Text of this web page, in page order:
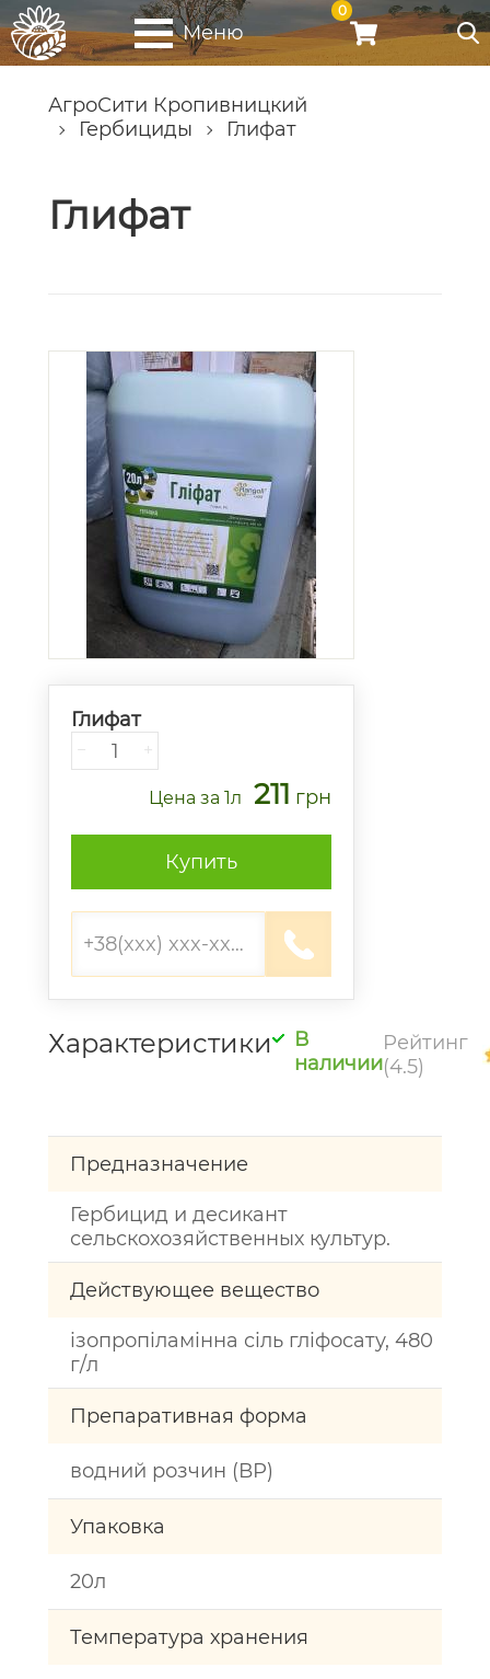
Меню
0
АгроСити Кропивницкий
Гербициды
Глифат
Глифат
Глифат
− +
Цена за 1л 211 грн
Купить
Характеристики
В
наличии
Рейтинг
(4.5)
Предназначение
Гербицид и десикант
сельскохозяйственных культур.
Действующее вещество
ізопропіламінна сіль гліфосату, 480
г/л
Препаративная форма
водний розчин (ВР)
Упаковка
20л
Температура хранения